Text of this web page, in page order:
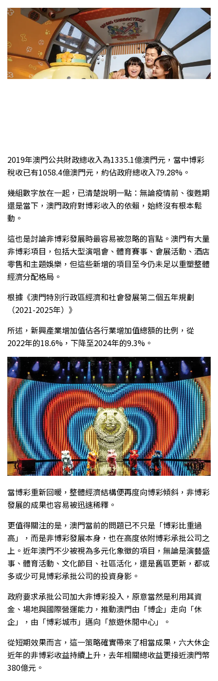
2019年澳門公共財政總收入為1335.1億澳門元，當中博彩
稅收已有1058.4億澳門元，約佔政府總收入79.28%。
幾組數字放在一起，已清楚說明一點：無論疫情前、復甦期
還是當下，澳門政府對博彩收入的依賴，始終沒有根本鬆
動。
這也是討論非博彩發展時最容易被忽略的盲點。澳門有大量
非博彩項目，包括大型演唱會、體育賽事、會展活動、酒店
零售和主題娛樂，但這些新增的項目至今仍未足以重塑整體
經濟分配格局。
根據《澳門特別行政區經濟和社會發展第二個五年規劃
（2021-2025年）》
所述，新興產業增加值佔各行業增加值總額的比例，從
2022年的18.6%，下降至2024年的9.3%。
當博彩重新回暖，整體經濟結構便再度向博彩傾斜，非博彩
發展的成果也容易被迅速稀釋。
更值得關注的是，澳門當前的問題已不只是「博彩比重過
高」，而是非博彩發展本身，也在高度依附博彩承批公司之
上。近年澳門不少被視為多元化象徵的項目，無論是演藝盛
事、體育活動、文化節目、社區活化，還是舊區更新，都或
多或少可見博彩承批公司的投資身影。
政府要求承批公司加大非博彩投入，原意當然是利用其資
金、場地與國際營運能力，推動澳門由「博企」走向「休
企」，由「博彩城市」邁向「旅遊休閒中心」。
從短期效果而言，這一策略確實帶來了相當成果，六大休企
近年的非博彩收益持續上升，去年相關總收益更接近澳門幣
380億元。